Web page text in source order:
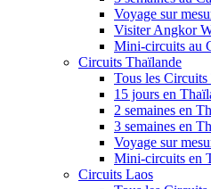
Voyage sur
Visiter Angkor
Mini-circuits au
Circuits Thaïlande
Tous les
15 jours en
2 semaines en
3 semaines en
Voyage sur
Mini-circuits en
Circuits Laos